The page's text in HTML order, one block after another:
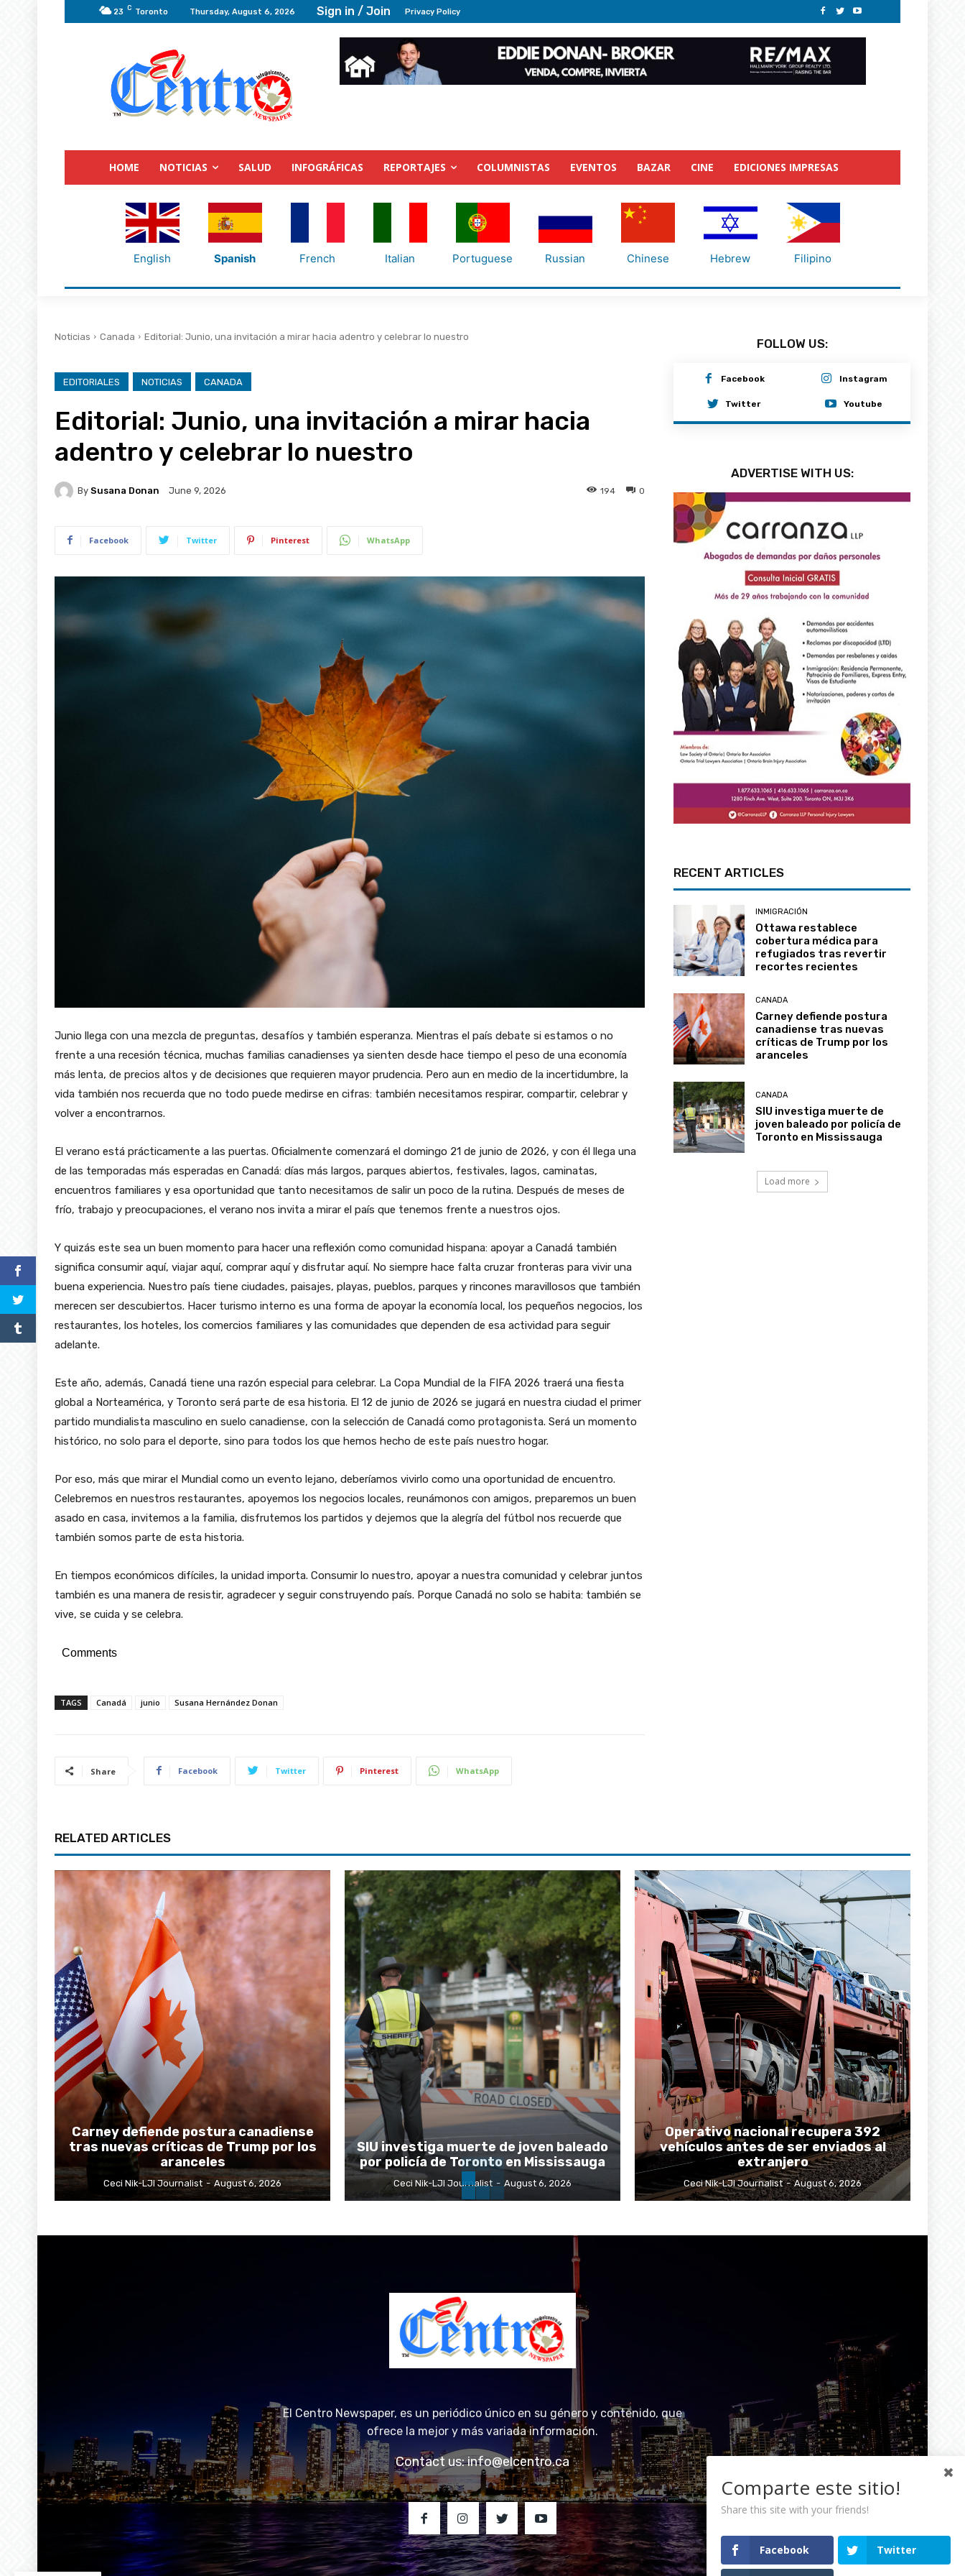
23 C Toronto Thursday, August 6, 2026 Sign in / Join Privacy Policy
HOME NOTICIAS SALUD INFOGRÁFICAS REPORTAJES COLUMNISTAS EVENTOS BAZAR CINE EDICIONES IMPRESAS
English Spanish French Italian Portuguese Russian Chinese Hebrew Filipino
Noticias Canada Editorial: Junio, una invitación a mirar hacia adentro y celebrar lo nuestro
EDITORIALES NOTICIAS CANADA
Editorial: Junio, una invitación a mirar hacia
adentro y celebrar lo nuestro
By Susana Donan June 9, 2026 0
194
Facebook Twitter Pinterest WhatsApp
Junio llega con una mezcla de preguntas, desafíos y también esperanza. Mientras el país debate si estamos o no
frente a una recesión técnica, muchas familias canadienses ya sienten desde hace tiempo el peso de una economía
más lenta, de precios altos y de decisiones que requieren mayor prudencia. Pero aun en medio de la incertidumbre, la
vida también nos recuerda que no todo puede medirse en cifras: también necesitamos respirar, compartir, celebrar y
volver a encontrarnos.
El verano está prácticamente a las puertas. Oficialmente comenzará el domingo 21 de junio de 2026, y con él llega una
de las temporadas más esperadas en Canadá: días más largos, parques abiertos, festivales, lagos, caminatas,
encuentros familiares y esa oportunidad que tanto necesitamos de salir un poco de la rutina. Después de meses de
frío, trabajo y preocupaciones, el verano nos invita a mirar el país que tenemos frente a nuestros ojos.
Y quizás este sea un buen momento para hacer una reflexión como comunidad hispana: apoyar a Canadá también
significa consumir aquí, viajar aquí, comprar aquí y disfrutar aquí. No siempre hace falta cruzar fronteras para vivir una
buena experiencia. Nuestro país tiene ciudades, paisajes, playas, pueblos, parques y rincones maravillosos que también
merecen ser descubiertos. Hacer turismo interno es una forma de apoyar la economía local, los pequeños negocios, los
restaurantes, los hoteles, los comercios familiares y las comunidades que dependen de esa actividad para seguir
adelante.
Este año, además, Canadá tiene una razón especial para celebrar. La Copa Mundial de la FIFA 2026 traerá una fiesta
global a Norteamérica, y Toronto será parte de esa historia. El 12 de junio de 2026 se jugará en nuestra ciudad el primer
partido mundialista masculino en suelo canadiense, con la selección de Canadá como protagonista. Será un momento
histórico, no solo para el deporte, sino para todos los que hemos hecho de este país nuestro hogar.
Por eso, más que mirar el Mundial como un evento lejano, deberíamos vivirlo como una oportunidad de encuentro.
Celebremos en nuestros restaurantes, apoyemos los negocios locales, reunámonos con amigos, preparemos un buen
asado en casa, invitemos a la familia, disfrutemos los partidos y dejemos que la alegría del fútbol nos recuerde que
también somos parte de esta historia.
En tiempos económicos difíciles, la unidad importa. Consumir lo nuestro, apoyar a nuestra comunidad y celebrar juntos
también es una manera de resistir, agradecer y seguir construyendo país. Porque Canadá no solo se habita: también se
vive, se cuida y se celebra.
Comments
TAGS Canadá junio Susana Hernández Donan
Share Facebook Twitter Pinterest WhatsApp
FOLLOW US:
Facebook Instagram
Twitter Youtube
ADVERTISE WITH US:
cobertura médica para
refugiados tras revertir
recortes recientes
canadiense tras nuevas
críticas de Trump por los
aranceles
joven baleado por policía de
Toronto en Mississauga
Load more
RELATED ARTICLES
Carney defiende postura canadiense
tras nuevas críticas de Trump por los
aranceles
Ceci Nik-LJI Journalist - August 6, 2026
SIU investiga muerte de joven baleado
por policía de Toronto en Mississauga
Ceci Nik-LJI Journalist - August 6, 2026
Operativo nacional recupera 392
vehículos antes de ser enviados al
extranjero
Ceci Nik-LJI Journalist - August 6, 2026
El Centro Newspaper, es un periódico único en su género y contenido, que
ofrece la mejor y más variada información.
Contact us:info@elcentro.ca
Comparte este sitio!
Share this site with your friends!
Facebook Twitter